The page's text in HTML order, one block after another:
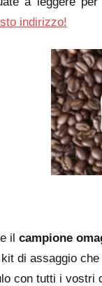
indirizzo!
il campione
di assaggio
con tutti i